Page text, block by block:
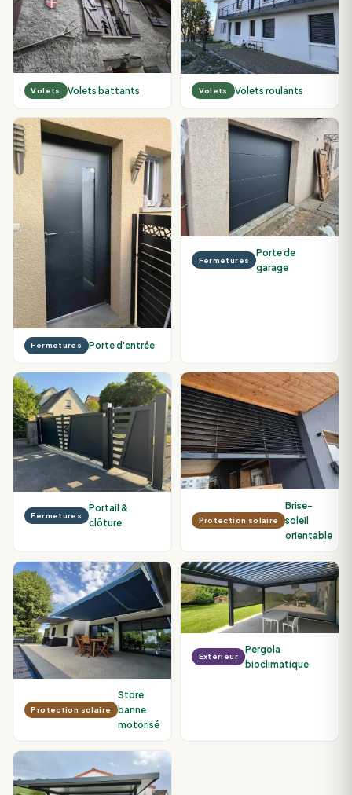
Volets Volets battants Volets Volets roulants
Fermetures Porte d'entrée
Fermetures
Porte de
garage
Fermetures
Portail &
clôture
Protection solaire
Brise-
soleil
orientable
Protection solaire
Store
banne
motorisé
Extérieur
Pergola
bioclimatique